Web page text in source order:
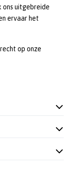
ons uitgebreide
ervaar het
op onze